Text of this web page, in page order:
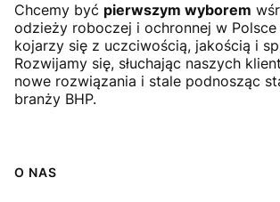
Chcemy być pierwszym wyborem
odzieży roboczej i ochronnej w Polsce
kojarzy się z uczciwością, jakością i
Rozwijamy się, słuchając naszych
nowe rozwiązania i stale podnosząc
branży BHP.
Linki w stopce
O NAS